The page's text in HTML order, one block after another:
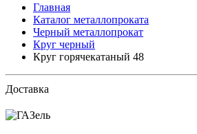
Главная
Каталог металлопроката
Черный металлопрокат
Круг черный
Круг горячекатаный 48
Доставка